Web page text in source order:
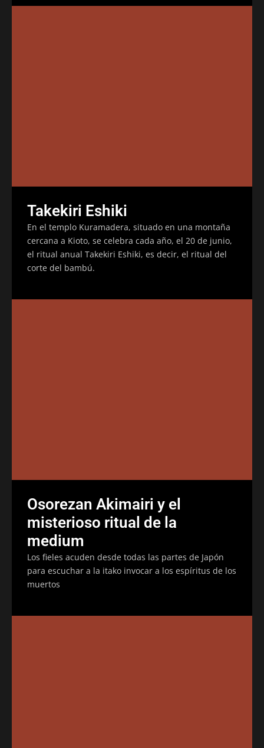
Takekiri Eshiki
En el templo Kuramadera, situado en una montaña
cercana a Kioto, se celebra cada año, el 20 de junio,
el ritual anual Takekiri Eshiki, es decir, el ritual del
corte del bambú.
Osorezan Akimairi y el
misterioso ritual de la
medium
Los fieles acuden desde todas las partes de Japón
para escuchar a la itako invocar a los espíritus de los
muertos